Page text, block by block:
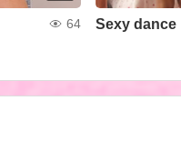
64 Sexy dance